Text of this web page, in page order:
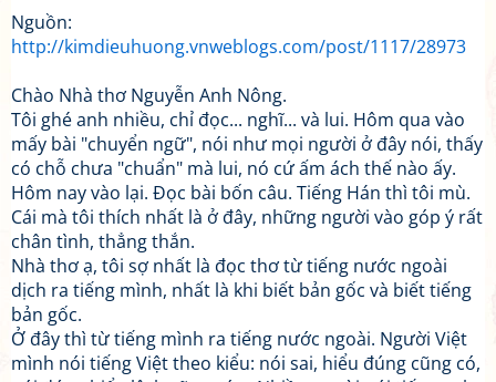
Nguồn:
http://kimdieuhuong.vnweblogs.com/post/1117/28973
Chào Nhà thơ Nguyễn Anh Nông.
Tôi ghé anh nhiều, chỉ đọc... nghĩ... và lui. Hôm qua vào
mấy bài "chuyển ngữ", nói như mọi người ở đây nói, thấy
có chỗ chưa "chuẩn" mà lui, nó cứ ấm ách thế nào ấy.
Hôm nay vào lại. Đọc bài bốn câu. Tiếng Hán thì tôi mù.
Cái mà tôi thích nhất là ở đây, những người vào góp ý rất
chân tình, thẳng thắn.
Nhà thơ ạ, tôi sợ nhất là đọc thơ từ tiếng nước ngoài
dịch ra tiếng mình, nhất là khi biết bản gốc và biết tiếng
bản gốc.
Ở đây thì từ tiếng mình ra tiếng nước ngoài. Người Việt
mình nói tiếng Việt theo kiểu: nói sai, hiểu đúng cũng có,